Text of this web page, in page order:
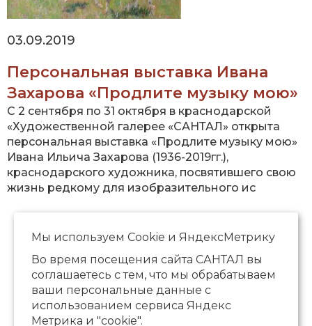
03.09.2019
Персональная выставка Ивана
Захарова «Продлите музыку мою»
С 2 сентября по 31 октября в краснодарской
«Художественной галерее «САНТАЛ» открыта
персональная выставка «Продлите музыку мою»
Ивана Ильича Захарова (1936-2019гг.),
краснодарского художника, посвятившего свою
жизнь редкому для изобразительного ис
Страницы
10
11 … следующая › последняя »
Мы используем Сookie и ЯндексМетрику
Во время посещения сайта САНТАЛ вы
соглашаетесь с тем, что мы обрабатываем
ваши персональные данные с
использованием сервиса Яндекс
Метрика и "cookie".